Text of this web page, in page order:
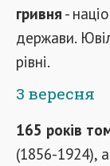
гривня -
держави.
рівні.
3 вересня
165 років
(1856-1924),